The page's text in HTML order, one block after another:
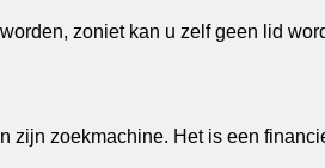
zoniet kan u zelf geen lid
zijn zoekmachine. Het is een